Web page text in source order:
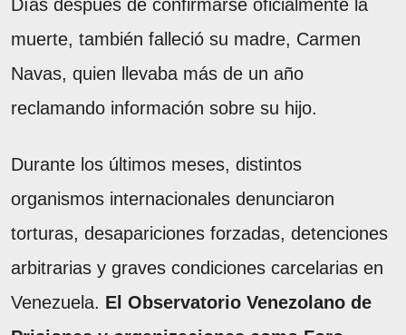
Días después de confirmarse oficialmente la
muerte, también falleció su madre, Carmen
Navas, quien llevaba más de un año
reclamando información sobre su hijo.
Durante los últimos meses, distintos
organismos internacionales denunciaron
torturas, desapariciones forzadas, detenciones
arbitrarias y graves condiciones carcelarias en
Venezuela. El Observatorio Venezolano de